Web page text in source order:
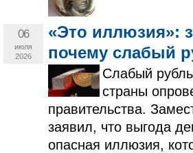
06
июля
2026
«Это иллюзия»:
почему слабый
Слабый
страны
правительства.
заявил, что выгода
опасная иллюзия,